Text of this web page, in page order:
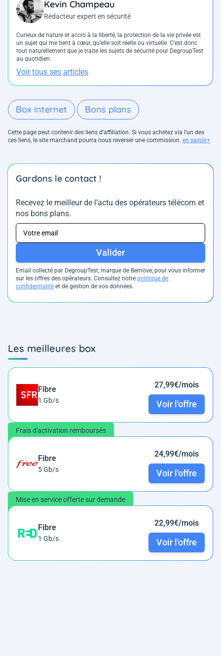
Kevin Champeau
Rédacteur expert en sécurité
Curieux de nature et accro à la liberté, la protection de la vie privée est
un sujet qui me tient à cœur, qu’elle soit réelle ou virtuelle. C’est donc
tout naturellement que je traite les sujets de sécurité pour DegroupTest
au quotidien.
Voir tous ses articles
Box internet Bons plans
Cette page peut contenir des liens d’affiliation. Si vous achetez via l'un des
ces liens, le site marchand pourra nous reverser une commission. en savoir+
Gardons le contact !
Recevez le meilleur de l’actu des opérateurs télécom et
nos bons plans.
Valider
Email collecté par DegroupTest, marque de Bemove, pour vous informer
sur les offres des opérateurs. Consultez notre politique de
confidentialité et de gestion de vos données.
Les meilleures box
Fibre
1 Gb/s
27,99€/mois
Voir l'offre
Frais d'activation remboursés
Fibre
5 Gb/s
24,99€/mois
Voir l'offre
Mise en service offerte sur demande
Fibre
1 Gb/s
22,99€/mois
Voir l'offre